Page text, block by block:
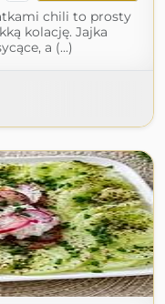
chili to prosty
kolację. Jajka
a (...)